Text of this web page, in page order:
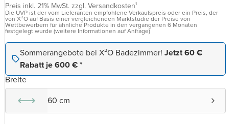
Preis inkl. 21% MwSt. zzgl. Versandkosten¹
Die UVP ist der vom Lieferanten empfohlene Verkaufspreis oder ein Preis, der
von X²O auf Basis einer vergleichenden Marktstudie der Preise von
Wettbewerbern für ähnliche Produkte in den vergangenen 6 Monaten
festgelegt wurde (weitere Informationen auf Anfrage)
Sommerangebote bei X²O Badezimmer! Jetzt 60 €
Rabatt je 600 € *
Breite
60 cm